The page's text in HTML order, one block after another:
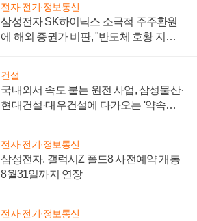
전자·전기·정보통신
삼성전자 SK하이닉스 소극적 주주환원
에 해외 증권가 비판, "반도체 호황 지속
건설
국내외서 속도 붙는 원전 사업, 삼성물산·
현대건설·대우건설에 다가오는 '약속의
전자·전기·정보통신
삼성전자, 갤럭시Z 폴드8 사전예약 개통
8월31일까지 연장
전자·전기·정보통신